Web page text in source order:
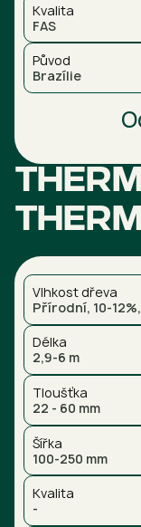
Kvalita
FAS
Původ
Brazílie
Vlhkost dřeva
Přírodní, 10-
Délka
2,9-6 m
Tloušťka
22 - 60 mm
Šířka
100-250 mm
Kvalita
-